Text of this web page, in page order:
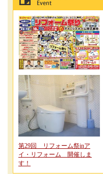
第29回 リフォーム祭inア
イ・リフォーム 開催しま
す！